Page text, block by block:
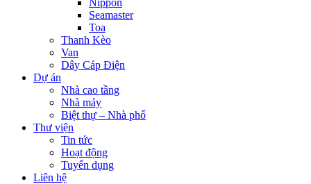
Nippon
Seamaster
Toa
Thanh Kèo
Van
Dây Cáp Điện
Dự án
Nhà cao tầng
Nhà máy
Biệt thự – Nhà phố
Thư viện
Tin tức
Hoạt động
Tuyển dụng
Liên hệ